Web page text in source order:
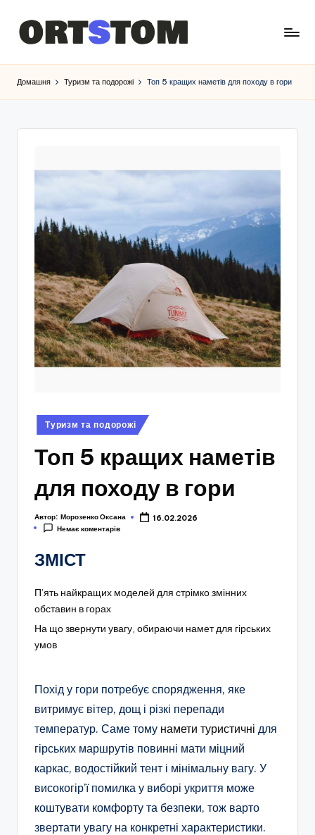
Домашня Туризм та подорожі Топ 5 кращих наметів для походу в гори
Опубліковано
у
Туризм та подорожі
Топ 5 кращих наметів
для походу в гори
Автор: Морозенко Оксана
16.02.2026
Немає коментарів
ЗМІСТ
П’ять найкращих моделей для стрімко змінних
обставин в горах
На що звернути увагу, обираючи намет для гірських
умов
Похід у гори потребує спорядження, яке
витримує вітер, дощ і різкі перепади
температур. Саме тому намети туристичні для
гірських маршрутів повинні мати міцний
каркас, водостійкий тент і мінімальну вагу. У
високогір’ї помилка у виборі укриття може
коштувати комфорту та безпеки, тож варто
звертати увагу на конкретні характеристики.